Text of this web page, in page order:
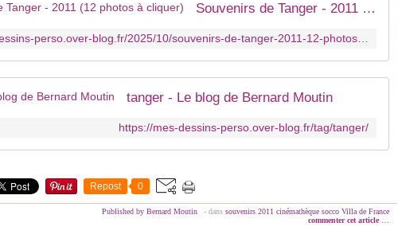
Souvenirs de Tanger - 2011 (12 photos à cliquer)
tanger - Le blog de Bernard Moutin
https://mes-dessins-perso.over-blog.fr/tag/tanger/
Repost 0
Published by Bernard Moutin - dans souvenirs 2011 cinémathèque socco Villa de France
commenter cet article